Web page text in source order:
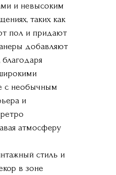
и невысоким
таких как
пол и придают
добавляют
с необычным
и
атмосферу
стиль и
в зоне